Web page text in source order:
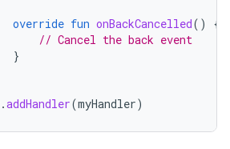
override fun onBackCancelled()
{
// Cancel the back event
}
.addHandler(myHandler)